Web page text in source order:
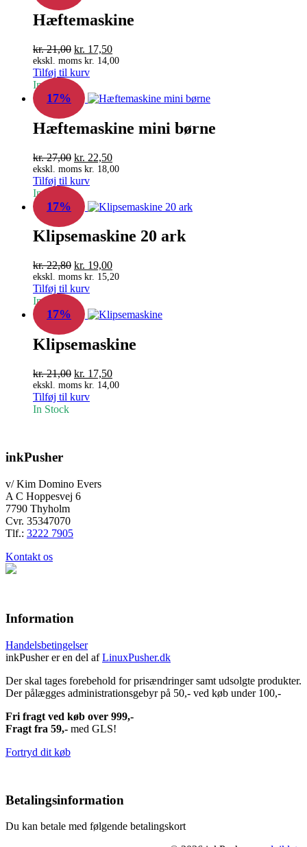
Hæftemaskine
kr.21,00 Den
oprindelige
pris
var:
kr. 21,00.
kr. 17,50Den
aktuelle
kr. 17,50.
ekskl. moms kr. 14,00
Tilføj til kurv
In Stock
17%
Hæftemaskine mini børne
kr.27,00 Den
oprindelige
pris
var:
kr. 27,00.
kr. 22,50Den
aktuelle
kr. 22,50.
ekskl. moms kr. 18,00
Tilføj til kurv
In Stock
17%
Klipsemaskine 20 ark
kr.22,80 Den
oprindelige
pris
var:
kr. 22,80.
kr. 19,00Den
aktuelle
kr. 19,00.
ekskl. moms kr. 15,20
Tilføj til kurv
In Stock
17%
Klipsemaskine
kr.21,00 Den
oprindelige
pris
kr. 17,50Den
aktuelle
ekskl. moms kr. 14,00
Tilføj til kurv
In Stock
inkPusher
v/ Kim Domino Evers
A C Hoppesvej 6
7790 Thyholm
Cvr. 35347070
Tlf.: 3222 7905
Kontakt os
Information
Handelsbetingelser
inkPusher er en del afLinuxPusher.dk
Der skal tages forebehold for prisændringer samt udsolgte produkter.
Der pålægges administrationsgebyr på 50,- ved køb under 100,-
Fri fragt ved køb over 999,-
Fragt fra 59,- med GLS!
Fortryd dit køb
Betalingsinformation
Du kan betale med følgende betalingskort